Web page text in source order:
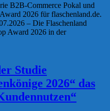
B2B-Commerce Pokal und
2026 für flaschenland.de.
– Die Flaschenland
Award 2026 in der
Studie
2026“ das